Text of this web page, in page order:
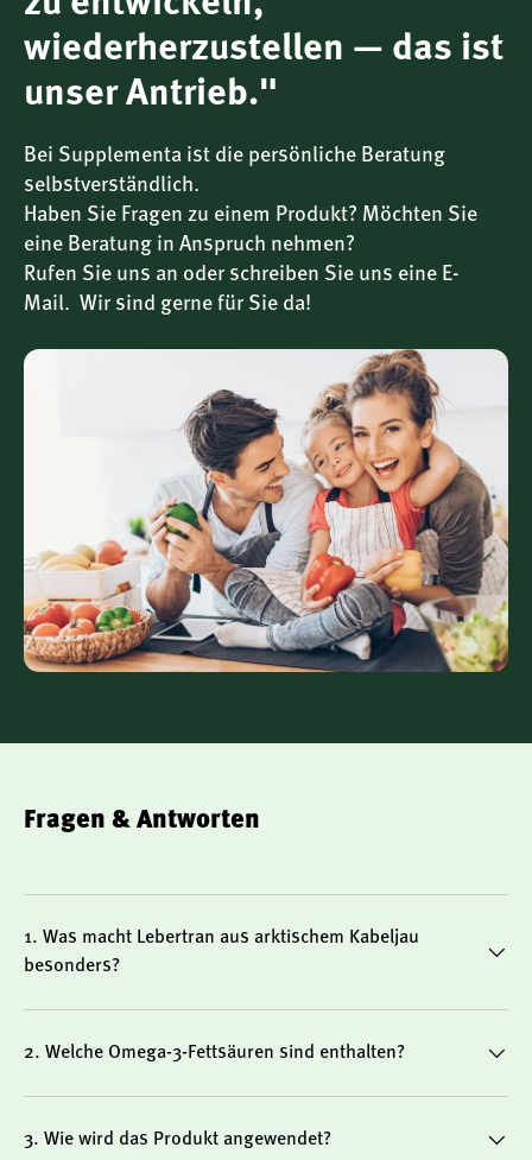
EPA+DHA).
Gehirnfunktion bei (bei einer täglichen Aufnahme
von 250 mg DHA).
DHA trägt zur Erhaltung einer normalen Sehkraft bei
(bei einer täglichen Aufnahme von 250 mg DHA).
Zusätzlich sind von Natur aus geringe Mengen Vitamin A
(bis zu 13 % NRV) und Vitamin D (unter 4 % NRV)
Ohne künstliche Zusätze – mit natürlichen
Antioxidantien stabilisiert
Produkt kommt ohne künstliche Konservierungsstoffe
Für wen eignet sich Arctic Cod Liver Oil
Für Erwachsene, die ihre Ernährung gezielt mit Omega-3-
wiederherzustellen — das ist
unser Antrieb."
Bei Supplementa ist die persönliche Beratung
selbstverständlich.
Haben Sie Fragen zu einem Produkt? Möchten Sie
eine Beratung in Anspruch nehmen?
Rufen Sie uns an oder schreiben Sie uns eine E-
Mail. Wir sind gerne für Sie da!
Fragen & Antworten
1. Was macht Lebertran aus arktischem Kabeljau
besonders?
2. Welche Omega-3-Fettsäuren sind enthalten?
3. Wie wird das Produkt angewendet?